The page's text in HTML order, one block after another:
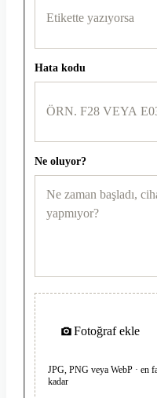
Hata kodu
Ne oluyor?
Fotoğraf ekle
JPG, PNG veya WebP · en
kadar